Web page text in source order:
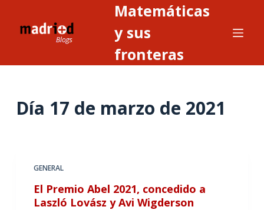
Matemáticas
y sus
fronteras
Día 17 de marzo de 2021
GENERAL
El Premio Abel 2021, concedido a
Laszló Lovász y Avi Wigderson